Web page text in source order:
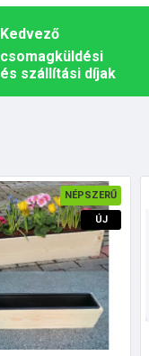
Kedvező
csomagküldési
és szállítási díjak
NÉPSZERŰ
ÚJ